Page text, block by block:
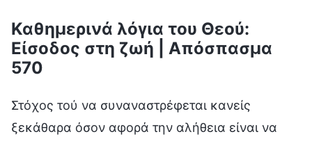
Καθημερινά λόγια του Θεού:
Είσοδος στη ζωή | Απόσπασμα
570
Στόχος τού να συναναστρέφεται κανείς
ξεκάθαρα όσον αφορά την αλήθεια είναι να